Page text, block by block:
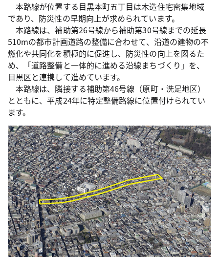
本路線が位置する目黒本町五丁目は木造住宅密集地域
であり、防災性の早期向上が求められています。
本路線は、補助第26号線から補助第30号線までの延長
510mの都市計画道路の整備に合わせて、沿道の建物の不
燃化や共同化を積極的に促進し、防災性の向上を図るた
め、「道路整備と一体的に進める沿線まちづくり」を、
目黒区と連携して進めています。
本路線は、隣接する補助第46号線（原町・洗足地区）
とともに、平成24年に特定整備路線に位置付けられてい
ます。